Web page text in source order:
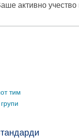
активно учество
тим